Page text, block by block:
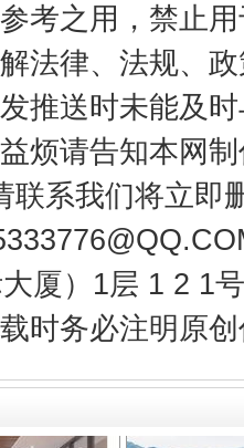
考之用，禁止
法律、法规、
推送时未能及
烦请告知本网
联系我们将立即
厦）1层 1 2 1
时务必注明原